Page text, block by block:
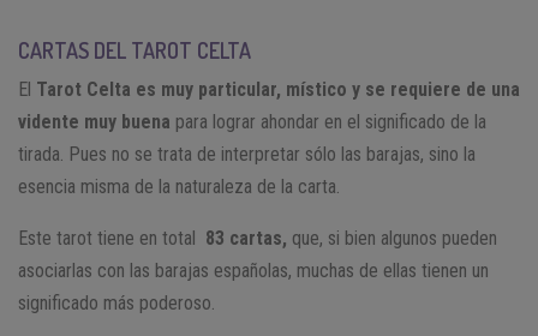
CARTAS DEL TAROT CELTA
El Tarot Celta es muy particular, místico y se requiere de una
vidente muy buena para lograr ahondar en el significado de la
tirada. Pues no se trata de interpretar sólo las barajas, sino la
esencia misma de la naturaleza de la carta.
Este tarot tiene en total 83 cartas, que, si bien algunos pueden
asociarlas con las barajas españolas, muchas de ellas tienen un
significado más poderoso.